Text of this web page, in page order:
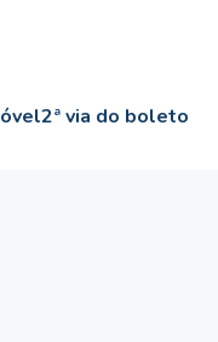
2ª via do boleto